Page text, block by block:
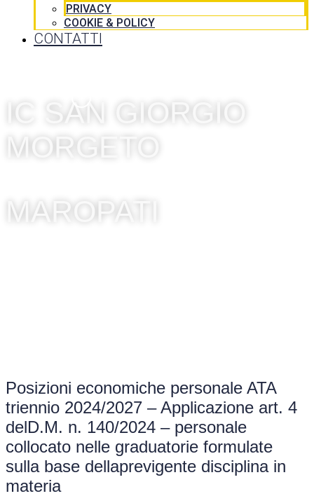
PRIVACY
COOKIE & POLICY
CONTATTI
IC SAN GIORGIO
MORGETO
MAROPATI
Posizioni economiche personale ATA
triennio 2024/2027 – Applicazione art. 4
delD.M. n. 140/2024 – personale
collocato nelle graduatorie formulate
sulla base dellaprevigente disciplina in
materia